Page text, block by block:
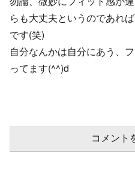
らも大丈夫というのであれ
です(笑)
自分なんかは自分にあう、
ってます(^^)d
コメント